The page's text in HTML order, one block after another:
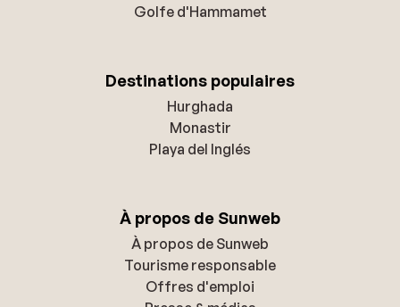
Golfe d'Hammamet
Destinations populaires
Hurghada
Monastir
Playa del Inglés
À propos de Sunweb
À propos de Sunweb
Tourisme responsable
Offres d'emploi